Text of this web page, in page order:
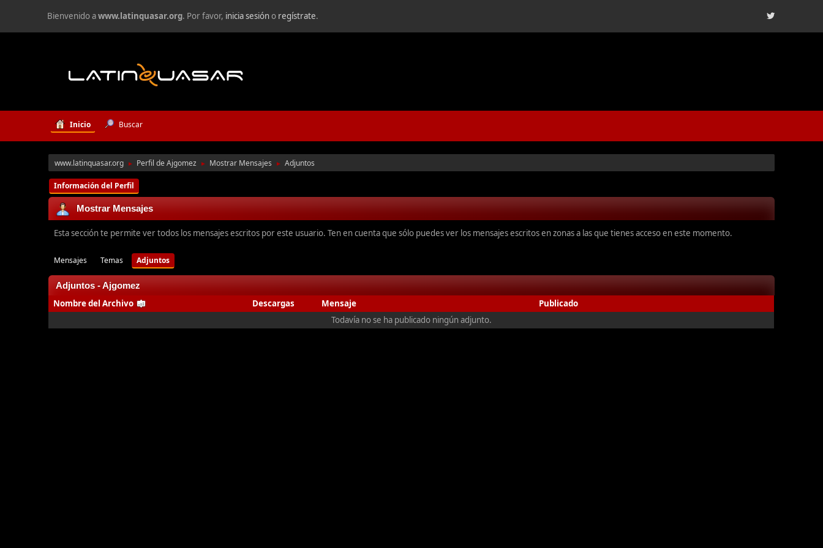
Bienvenido awww.latinquasar.org. Por favor, inicia sesióno regístrate.
Inicio Buscar
www.latinquasar.org ► Perfil de Ajgomez ► Mostrar Mensajes ► Adjuntos
Información del Perfil
Mostrar Mensajes
Esta sección te permite ver todos los mensajes escritos por este usuario. Ten en cuenta que sólo puedes ver los mensajes escritos en zonas a las que tienes acceso en este momento.
Mensajes Temas Adjuntos
Adjuntos - Ajgomez
Nombre del Archivo Descargas Mensaje
Publicado
Todavía no se ha publicado ningún adjunto.